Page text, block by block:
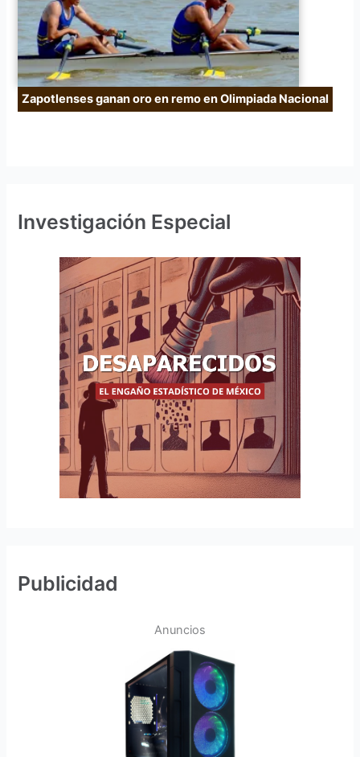
Zapotlenses ganan oro en remo en Olimpiada Nacional
Investigación Especial
Publicidad
Anuncios